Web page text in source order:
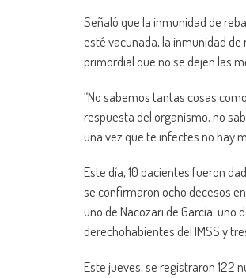
Señaló que la inmunidad de
esté vacunada, la inmunidad de
primordial que no se dejen las
“No sabemos tantas cosas
respuesta del organismo, no
una vez que te infectes no hay
Este día, 10 pacientes fueron
se confirmaron ocho decesos
uno de Nacozari de García; uno
derechohabientes del IMSS y
Este jueves, se registraron 122